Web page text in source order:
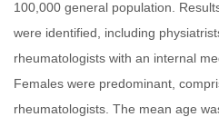
100,000 general population.
were identified, including
rheumatologists with an internal
Females were predominant,
rheumatologists. The mean age